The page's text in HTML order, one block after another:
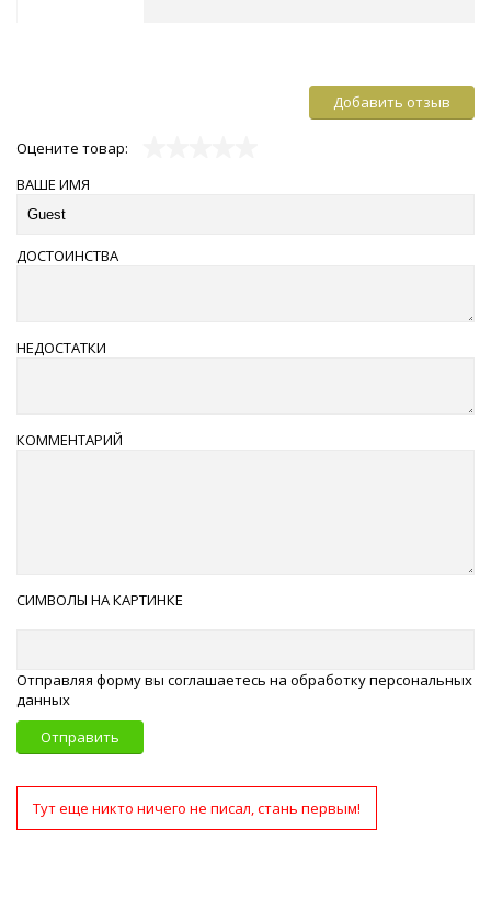
Добавить отзыв
Оцените товар:
ВАШЕ ИМЯ
ДОСТОИНСТВА
НЕДОСТАТКИ
КОММЕНТАРИЙ
СИМВОЛЫ НА КАРТИНКЕ
Отправляя форму вы соглашаетесь на обработку персональных
данных
Отправить
Тут еще никто ничего не писал, стань первым!